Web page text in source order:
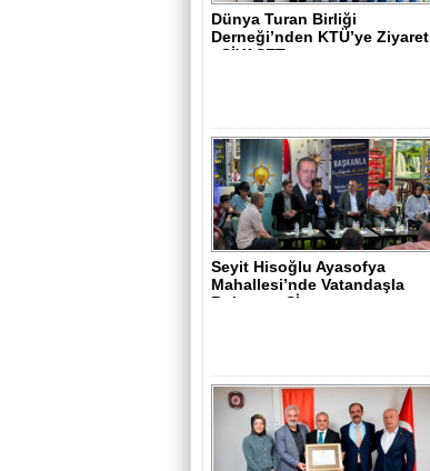
Dünya Turan Birliği
Derneği’nden KTÜ’ye Ziyaret
- SİYASET..
Seyit Hisoğlu Ayasofya
Mahallesi’nde Vatandaşla
Buluştu - Sİ..